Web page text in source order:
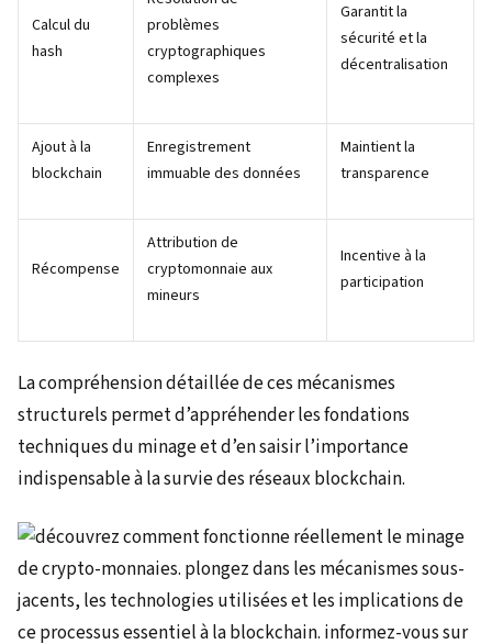
Calcul du
hash
problèmes
cryptographiques
complexes
Garantit la
sécurité et la
décentralisation
Ajout à la
blockchain
Enregistrement
immuable des données
Maintient la
transparence
Récompense
Attribution de
cryptomonnaie aux
mineurs
Incentive à la
participation
La compréhension détaillée de ces mécanismes
structurels permet d’appréhender les fondations
techniques du minage et d’en saisir l’importance
indispensable à la survie des réseaux blockchain.